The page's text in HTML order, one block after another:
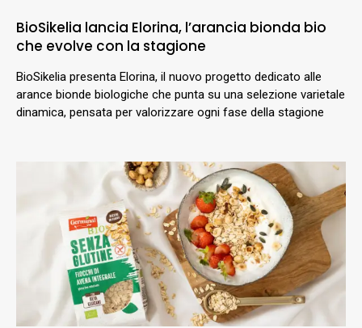
BioSikelia lancia Elorina, l’arancia bionda bio
che evolve con la stagione
BioSikelia presenta Elorina, il nuovo progetto dedicato alle
arance bionde biologiche che punta su una selezione varietale
dinamica, pensata per valorizzare ogni fase della stagione